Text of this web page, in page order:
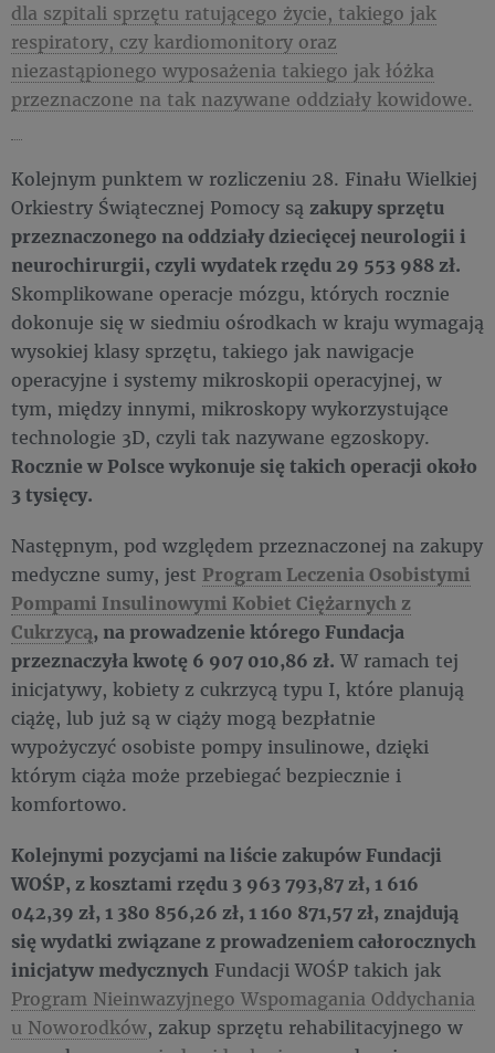
dla szpitali sprzętu ratującego życie, takiego jak
respiratory, czy kardiomonitory oraz
niezastąpionego wyposażenia takiego jak łóżka
przeznaczone na tak nazywane oddziały kowidowe.
Kolejnym punktem w rozliczeniu 28. Finału Wielkiej
Orkiestry Świątecznej Pomocy są zakupy sprzętu
przeznaczonego na oddziały dziecięcej neurologii i
neurochirurgii, czyli wydatek rzędu 29 553 988 zł.
Skomplikowane operacje mózgu, których rocznie
dokonuje się w siedmiu ośrodkach w kraju wymagają
wysokiej klasy sprzętu, takiego jak nawigacje
operacyjne i systemy mikroskopii operacyjnej, w
tym, między innymi, mikroskopy wykorzystujące
technologie 3D, czyli tak nazywane egzoskopy.
Rocznie w Polsce wykonuje się takich operacji około
3 tysięcy.
Następnym, pod względem przeznaczonej na zakupy
medyczne sumy, jest Program Leczenia Osobistymi
Pompami Insulinowymi Kobiet Ciężarnych z
Cukrzycą, na prowadzenie którego Fundacja
przeznaczyła kwotę 6 907 010,86 zł. W ramach tej
inicjatywy, kobiety z cukrzycą typu I, które planują
ciążę, lub już są w ciąży mogą bezpłatnie
wypożyczyć osobiste pompy insulinowe, dzięki
którym ciąża może przebiegać bezpiecznie i
komfortowo.
Kolejnymi pozycjami na liście zakupów Fundacji
WOŚP, z kosztami rzędu 3 963 793,87 zł, 1 616
042,39 zł, 1 380 856,26 zł, 1 160 871,57 zł, znajdują
się wydatki związane z prowadzeniem całorocznych
inicjatyw medycznych Fundacji WOŚP takich jak
Program Nieinwazyjnego Wspomagania Oddychania
u Noworodków, zakup sprzętu rehabilitacyjnego w